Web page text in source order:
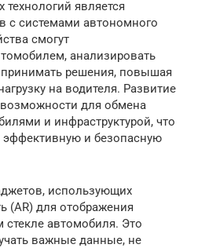
является
с системами автономного
смогут
анализировать
решения, повышая
на водителя. Развитие
возможности для обмена
и инфраструктурой, что
эффективную и безопасную
использующих
(AR) для отображения
автомобиля. Это
важные данные, не